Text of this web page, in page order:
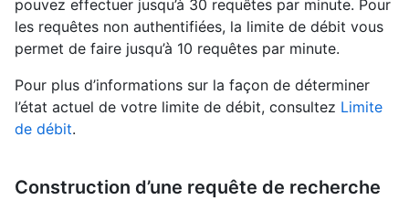
pouvez effectuer jusqu’à 30 requêtes par minute. Pour
les requêtes non authentifiées, la limite de débit vous
permet de faire jusqu’à 10 requêtes par minute.
Pour plus d’informations sur la façon de déterminer
l’état actuel de votre limite de débit, consultez Limite
de débit.
Construction d’une requête de recherche